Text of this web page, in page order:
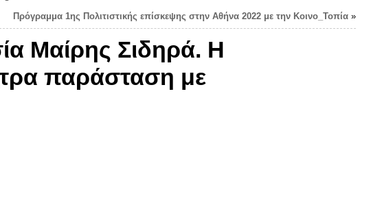
Πρόγραμμα 1ης Πολιτιστικής επίσκεψης στην Αθήνα 2022 με την Κοινο_Τοπία»
Μαίρης Σιδηρά. Η
παράσταση με